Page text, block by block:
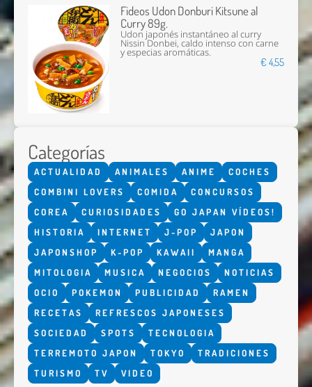
Fideos Udon Donburi Kitsune al
Curry 89g.
Udon japonés instantáneo al curry
Nissin Donbei, caldo intenso con carne
y especias aromáticas.
€ 4,55
Categorías
ACTUALIDAD ANIMALES ANIME
COCHES
COMBINI LOVERS
COMIDA
CONCURSOS
COREA
CURIOSIDADES
GO JAPAN VÍDEOS!
HISTORIA
INTERNET J-POP
JAPON
JAPONSHOP
K-POP KAWAII
MANGA
MITOLOGIA
MUSICA NEGOCIOS
NOTICIAS
OCIO
POKEMON PUBLICIDAD
RAMEN
RECETAS
REFRESCOS JAPONESES
SOCIEDAD
SPOTS
TECNOLOGIA
TERREMOTO JAPON
TOKYO
TRADICIONES
TURISMO
TV VIDEO